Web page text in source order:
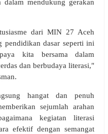
mendukung gerakan
dari MIN 27 Aceh
pendidikan dasar seperti ini
kita bersama dalam
dan berbudaya literasi,"
hangat dan penuh
sejumlah arahan
kegiatan literasi
efektif dengan semangat